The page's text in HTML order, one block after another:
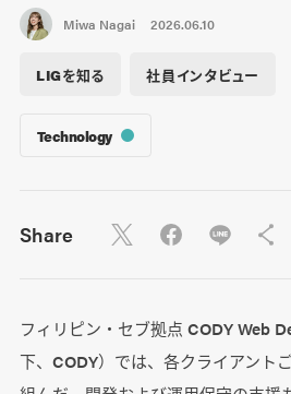
Miwa Nagai 2026.06.10
LIGを知る 社員インタビュー
Technology
Share
フィリピン・セブ拠点 CODY Web
下、CODY）では、各クライアント